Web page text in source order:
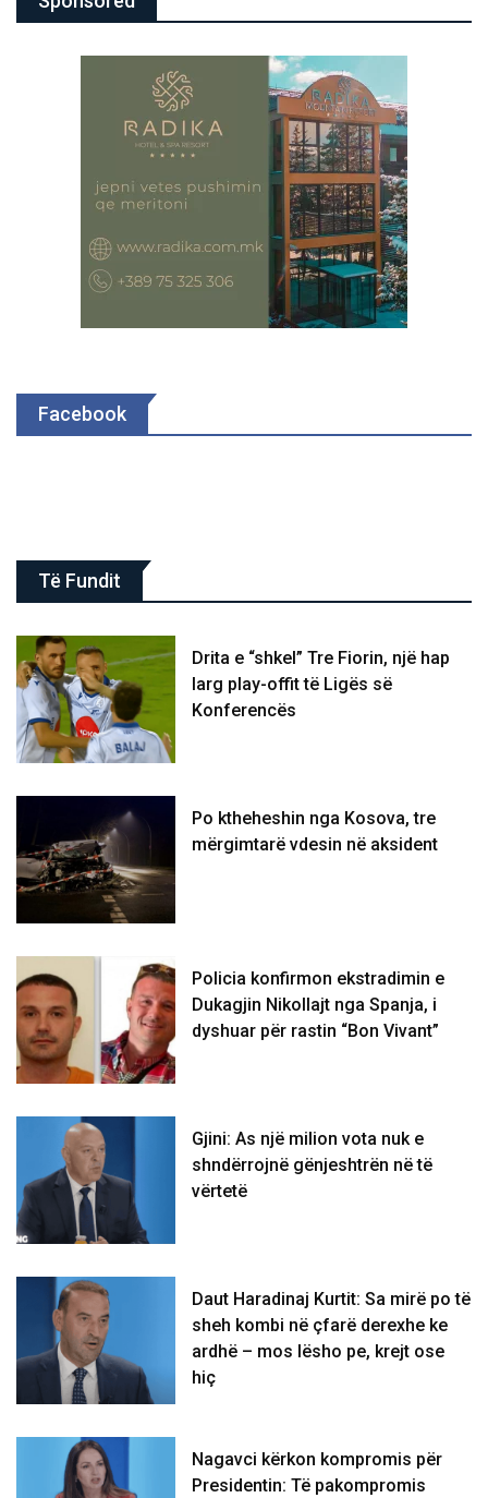
Facebook
Të Fundit
Drita e “shkel” Tre Fiorin, një hap
larg play-offit të Ligës së
Konferencës
Po ktheheshin nga Kosova, tre
mërgimtarë vdesin në aksident
Policia konfirmon ekstradimin e
Dukagjin Nikollajt nga Spanja, i
dyshuar për rastin “Bon Vivant”
Gjini: As një milion vota nuk e
shndërrojnë gënjeshtrën në të
vërtetë
Daut Haradinaj Kurtit: Sa mirë po të
sheh kombi në çfarë derexhe ke
ardhë – mos lësho pe, krejt ose
hiç
Nagavci kërkon kompromis për
Presidentin: Të pakompromis